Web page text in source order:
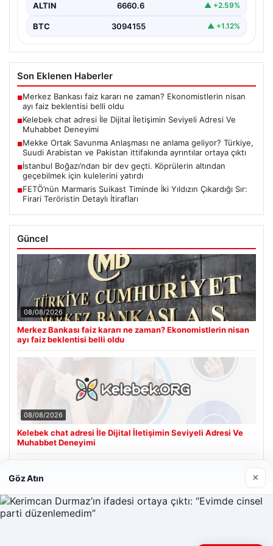
ALTIN 6660.6 ▲ +2.59%
BTC 3094155 ▲ +1.12%
Son Eklenen Haberler
■Merkez Bankası faiz kararı ne zaman? Ekonomistlerin nisan
ayı faiz beklentisi belli oldu
■Kelebek chat adresi İle Dijital İletişimin Seviyeli Adresi Ve
Muhabbet Deneyimi
■Mekke Ortak Savunma Anlaşması ne anlama geliyor? Türkiye,
Suudi Arabistan ve Pakistan ittifakında ayrıntılar ortaya çıktı
■İstanbul Boğazı’ndan bir dev geçti. Köprülerin altından
geçebilmek için kulelerini yatırdı
■FETÖ’nün Marmaris Suikast Timinde İki Yıldızın Çıkardığı Sır:
Firari Teröristin Detaylı İtirafları
Güncel
08/08/2026
Merkez Bankası faiz kararı ne zaman? Ekonomistlerin nisan
ayı faiz beklentisi belli oldu
08/08/2026
Kelebek chat adresi İle Dijital İletişimin Seviyeli Adresi Ve
Muhabbet Deneyimi
Cengiz Sigorta
Göz Atın ×